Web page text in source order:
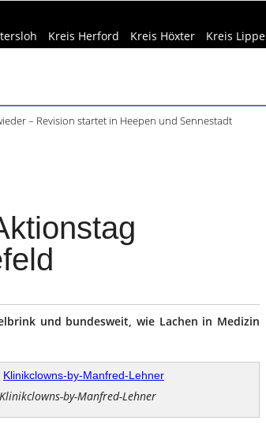
Kreis Herford Kreis Höxter Kreis Lippe
– Revision startet in Heepen und Sennestadt
und bundesweit, wie Lachen in Medizin
Klinikclowns-by-Manfred-Lehner